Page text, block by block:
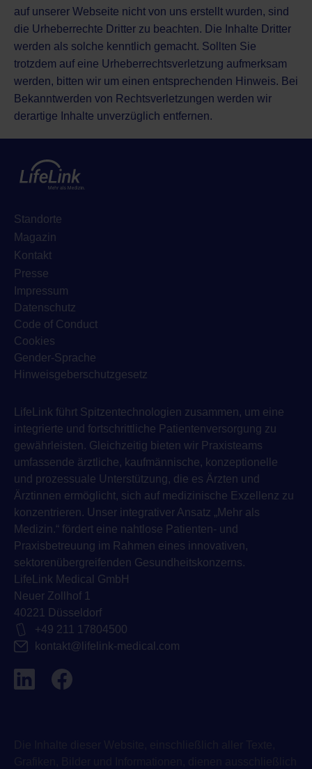
auf unserer Webseite nicht von uns erstellt wurden, sind
die Urheberrechte Dritter zu beachten. Die Inhalte Dritter
werden als solche kenntlich gemacht. Sollten Sie
trotzdem auf eine Urheberrechtsverletzung aufmerksam
werden, bitten wir um einen entsprechenden Hinweis. Bei
Bekanntwerden von Rechtsverletzungen werden wir
derartige Inhalte unverzüglich entfernen.
Standorte
Magazin
Kontakt
Presse
Impressum
Datenschutz
Code of Conduct
Cookies
Gender-Sprache
Hinweisgeberschutzgesetz
LifeLink führt Spitzentechnologien zusammen, um eine
integrierte und fortschrittliche Patientenversorgung zu
gewährleisten. Gleichzeitig bieten wir Praxisteams
umfassende ärztliche, kaufmännische, konzeptionelle
und prozessuale Unterstützung, die es Ärzten und
Ärztinnen ermöglicht, sich auf medizinische Exzellenz zu
konzentrieren. Unser integrativer Ansatz „Mehr als
Medizin.“ fördert eine nahtlose Patienten- und
Praxisbetreuung im Rahmen eines innovativen,
sektorenübergreifenden Gesundheitskonzerns.
LifeLink Medical GmbH
Neuer Zollhof 1
40221 Düsseldorf
+49 211 17804500
kontakt@lifelink-medical.com